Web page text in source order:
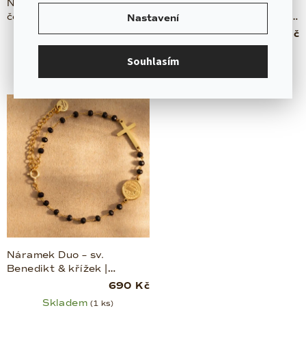
Nastavení
Souhlasím
Náramek s křížkem –
černý | chirurgická ocel
590 Kč
Náramek s křížkem –
černý pokov | chirurgická
590 Kč
Náramek Duo – sv.
Benedikt & křížek |
690 Kč
Skladem(1 ks)